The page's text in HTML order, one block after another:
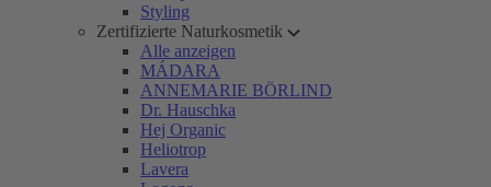
Styling
Zertifizierte Naturkosmetik
Alle anzeigen
MÁDARA
ANNEMARIE BÖRLIND
Dr. Hauschka
Hej Organic
Heliotrop
Lavera